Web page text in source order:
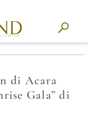
di Acara
Gala” di